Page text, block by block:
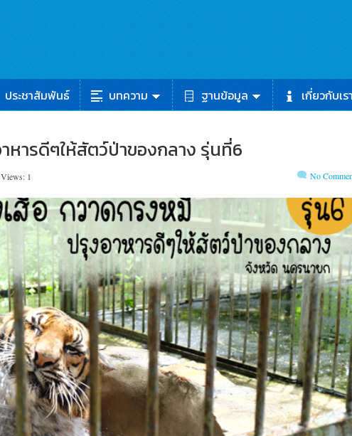
ประชาสัมพันธ์ บทความ ฐานข้อมูล เกี่ยวกับเร
หารดีๆให้สัตว์ป่าของกลาง รุ่นที่6
1 No